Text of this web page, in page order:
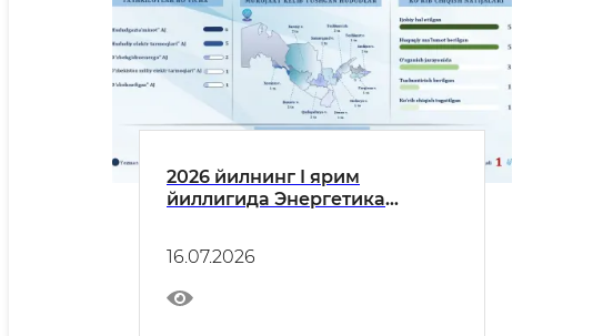
2026 йилнинг I ярим
йиллигида Энергетика
тушган мурожаатлар
тўғрисида маълумот
16.07.2026